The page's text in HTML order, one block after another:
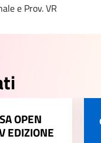
e Prov. VR
OPEN
EDIZIONE